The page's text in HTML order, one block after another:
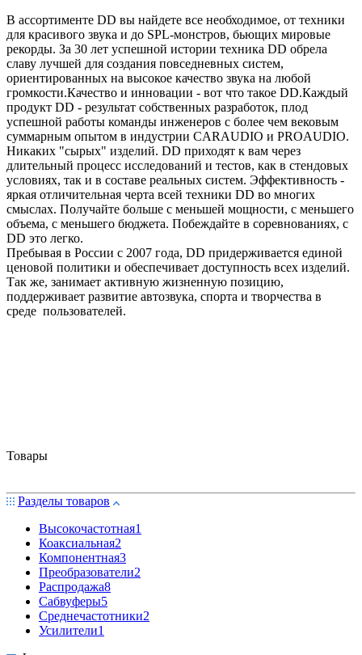
В ассортименте DD вы найдете все необходимое, от техники
для красивого звука и до SPL-монстров, бьющих мировые
рекорды. За 30 лет успешной истории техника DD обрела
славу лучшей для создания повседневных систем,
ориентированных на высокое качество звука на любой
громкости.Качество и инновации - вот что такое DD.Каждый
продукт DD - результат собственных разработок, плод
успешной работы команды инженеров с более чем вековым
суммарным опытом в индустрии CARAUDIO и PROAUDIO.
Никаких "сырых" изделий. DD приходят к вам через
длительный процесс исследований и тестов, как в стендовых
условиях, так и в составе реальных систем. Эффективность -
яркая отличительная черта всей техники DD во многих
смыслах. Получайте больше с меньшей мощности, с меньшего
объема, с меньшего бюджета. Побеждайте в соревнованиях, с
DD это легко.
Пребывая в России с 2007 года, DD придерживается единой
ценовой политики и обеспечивает доступность всех изделий.
Так же, занимает активную жизненную позицию,
поддерживает развитие автозвука, спорта и творчества в
среде пользователей.
Товары
Разделы товаров
Высокочастотная1
Коаксиальная2
Компонентная3
Преобразователи2
Распродажа8
Сабвуферы5
Среднечастотники2
Усилители1